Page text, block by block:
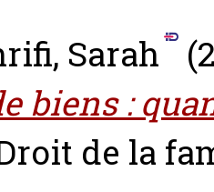
Sarah
biens :
de la